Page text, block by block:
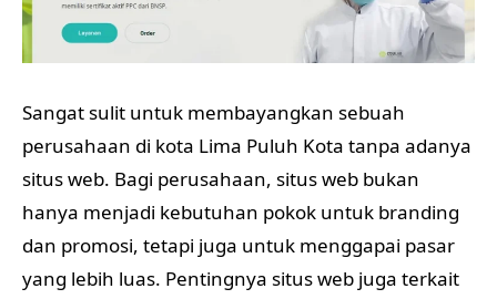
Sangat sulit untuk membayangkan sebuah
perusahaan di kota Lima Puluh Kota tanpa adanya
situs web. Bagi perusahaan, situs web bukan
hanya menjadi kebutuhan pokok untuk branding
dan promosi, tetapi juga untuk menggapai pasar
yang lebih luas. Pentingnya situs web juga terkait